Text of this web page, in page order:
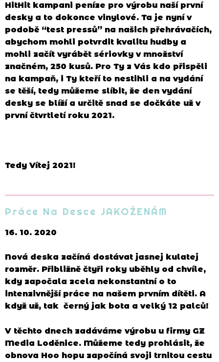
HitHit kampani peníze pro výrobu naší první
desky a to dokonce vinylové. Ta je nyní v
podobě “test pressů” na našich přehrávačích,
abychom mohli potvrdit kvalitu hudby a
mohli začít vyrábět sériovky v množství
značném, 250 kusů. Pro Ty z Vás kdo přispěli
na kampaň, i Ty kteří to nestihli a na vydání
se těší, tedy můžeme slíbit, že den vydání
desky se blíží a určitě snad se dočkáte už v
první čtvrtletí roku 2021.
Tedy Vítej 2021!
Práce Na Desce JAKOŽENÁM
16. 10. 2020
Nová deska začíná dostávat jasnej kulatej
rozměr. Přibližně čtyři roky uběhly od chvíle,
kdy započala zcela nekonstantní o to
intenzivnější práce na našem prvním dítěti. A
když už, tak černý jak bota a velký 12 palců!
V těchto dnech zadáváme výrobu u firmy GZ
Media Loděnice. Můžeme tedy prohlásit, že
obnova Hoo hopu započíná svoji trnitou cestu